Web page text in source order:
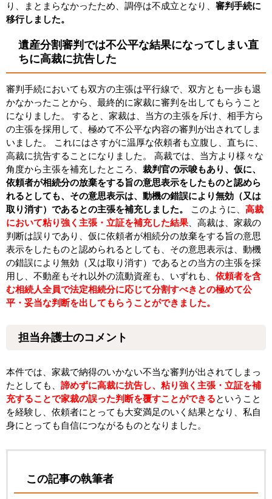
り、まとまらなかったため、調停は不成立となり、 審判手続に
移行しました。
遺産分割審判では不公平な結果になってしまい直
ちに高裁に抗告した
審判手続においても双方の主張は平行線で、双方とも一歩も退
かなかったことから、最終的に家裁に審判を出してもらうこと
になりました。 すると、家裁は、当方の主張を斥け、相手方ら
の主張を採用して、極めて不公平な内容の審判が出されてしま
いました。 これにはさすがに温厚な依頼者も立腹し、直ちに、
高裁に抗告することになりました。 高裁では、当方より様々な
角度から主張を補充したところ、 裁判官の示唆もあり、仮に、
依頼者が相続分の放棄をする旨の意思表示をしたものと認めら
れるとしても、その意思表示は、動機の錯誤により無効（又は
取り消す）であるとの主張を補充しました。
このように、 高裁
において粘り強く主張・立証を補充した結果 、高裁は、家裁の
判断は誤りであり、仮に依頼者が相続分の放棄をする旨の意思
表示をしたものと認められるとしても、その意思表示は、動機
の錯誤により無効（又は取り消す）であるとの当方の主張を採
用し、不動産もそれ以外の流動資産も、いずれも、 依頼者を含
む相続人全員で法定相続分に応じて分割すべきとの極めて公
平・妥当な判断を出してもらうことができました。
担当弁護士のコメント
本件では、家裁で納得のいかない不当な審判が出されてしまっ
たとしても、 諦めずに高裁に抗告し、粘り強く主張・立証を補
充することで家裁の誤った判断を覆すことができるということ
を経験し、依頼者にとっても大変満足のいく結果となり、私自
身にとっても自信につながるものとなりました。
この記事の執筆者